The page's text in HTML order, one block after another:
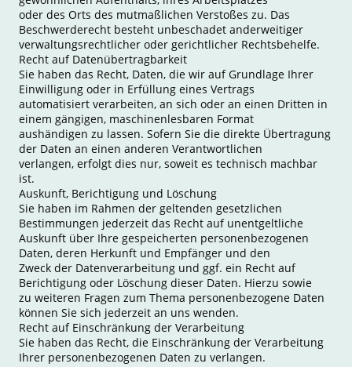
oder des Orts des mutmaßlichen Verstoßes zu. Das
Beschwerderecht besteht unbeschadet anderweitiger
verwaltungsrechtlicher oder gerichtlicher Rechtsbehelfe.
Recht auf Datenübertragbarkeit
Sie haben das Recht, Daten, die wir auf Grundlage Ihrer
Einwilligung oder in Erfüllung eines Vertrags
automatisiert verarbeiten, an sich oder an einen Dritten in
einem gängigen, maschinenlesbaren Format
aushändigen zu lassen. Sofern Sie die direkte Übertragung
der Daten an einen anderen Verantwortlichen
verlangen, erfolgt dies nur, soweit es technisch machbar
ist.
Auskunft, Berichtigung und Löschung
Sie haben im Rahmen der geltenden gesetzlichen
Bestimmungen jederzeit das Recht auf unentgeltliche
Auskunft über Ihre gespeicherten personenbezogenen
Daten, deren Herkunft und Empfänger und den
Zweck der Datenverarbeitung und ggf. ein Recht auf
Berichtigung oder Löschung dieser Daten. Hierzu sowie
zu weiteren Fragen zum Thema personenbezogene Daten
können Sie sich jederzeit an uns wenden.
Recht auf Einschränkung der Verarbeitung
Sie haben das Recht, die Einschränkung der Verarbeitung
Ihrer personenbezogenen Daten zu verlangen.